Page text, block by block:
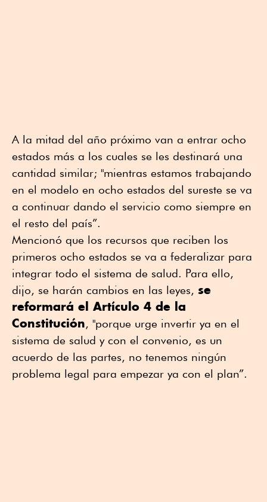
A la mitad del año próximo van a entrar ocho
estados más a los cuales se les destinará una
cantidad similar; "mientras estamos trabajando
en el modelo en ocho estados del sureste se va
a continuar dando el servicio como siempre en
el resto del país”.
Mencionó que los recursos que reciben los
primeros ocho estados se va a federalizar para
integrar todo el sistema de salud. Para ello,
dijo, se harán cambios en las leyes, se
reformará el Artículo 4 de la
Constitución, "porque urge invertir ya en el
sistema de salud y con el convenio, es un
acuerdo de las partes, no tenemos ningún
problema legal para empezar ya con el plan”.